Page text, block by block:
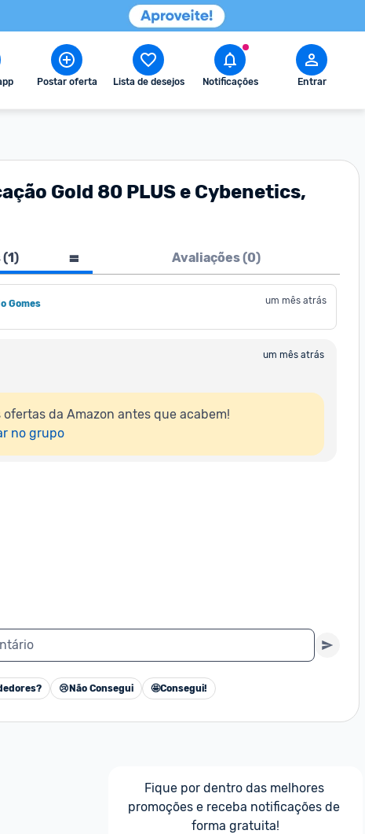
Postar oferta Lista de desejos Notificações Entrar
Gold 80 PLUS e Cybenetics,
(1) Avaliações (0)
Gomes um mês atrás
um mês atrás
ofertas da Amazon antes que acabem!
no grupo
😢 Não Consegui 🤩Consegui!
Fique por dentro das melhores
promoções e receba notificações de
forma gratuita!